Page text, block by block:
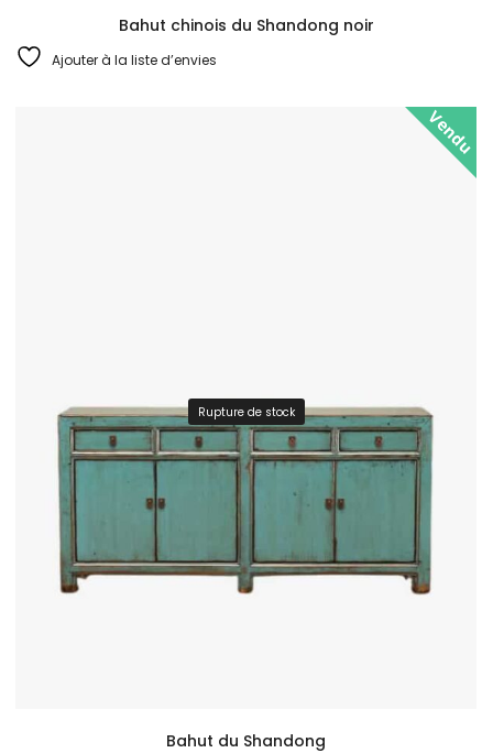
Bahut chinois du Shandong noir
Ajouter à la liste d’envies
Vendu
Rupture de stock
Bahut du Shandong